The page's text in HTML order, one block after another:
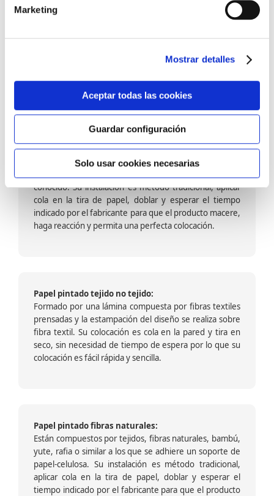
Marketing
Mostrar detalles
Aceptar todas las cookies
Guardar configuración
Solo usar cookies necesarias
barniz multiadherente en base agua. En zonas de
fuegos, se recomienda proteger con placas, silestone,
dado que el frotar en exceso dañaría el papel. Su
colocación es cola en la pared y tira en seco, sin
colocación es fácil rápida y sencilla.
Papel pintado calidad papel:
Formado por una capa de papel sobre un soporte de
conocido. Su instalación es método tradicional, aplicar
cola en la tira de papel, doblar y esperar el tiempo
indicado por el fabricante para que el producto macere,
haga reacción y permita una perfecta colocación.
Papel pintado tejido no tejido:
Formado por una lámina compuesta por fibras textiles
prensadas y la estampación del diseño se realiza sobre
fibra textil. Su colocación es cola en la pared y tira en
seco, sin necesidad de tiempo de espera por lo que su
colocación es fácil rápida y sencilla.
Papel pintado fibras naturales:
Están compuestos por tejidos, fibras naturales, bambú,
yute, rafia o similar a los que se adhiere un soporte de
papel-celulosa. Su instalación es método tradicional,
aplicar cola en la tira de papel, doblar y esperar el
tiempo indicado por el fabricante para que el producto